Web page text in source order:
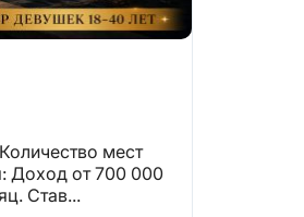
₽ уже в первый месяц. Став...